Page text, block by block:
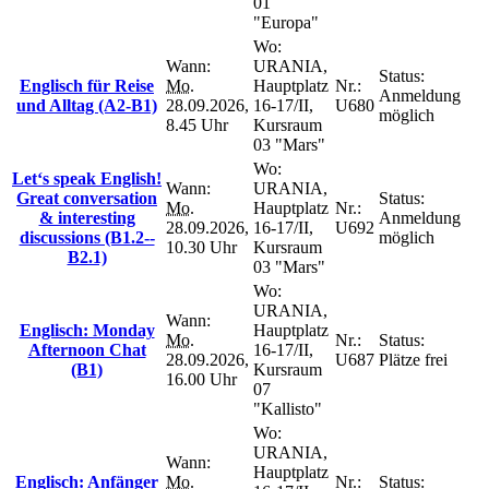
"Europa"
Englisch für Reise
und Alltag (A2-B1)
Wann:
Mo.
28.09.2026,
8.45 Uhr
Wo:
URANIA,
Hauptplatz
16-17/II,
Kursraum
03 "Mars"
Nr.:
U680
Status:
Anmeldung
möglich
Let‘s speak English!
Great conversation
& interesting
discussions (B1.2--
B2.1)
Wann:
Mo.
28.09.2026,
10.30 Uhr
Wo:
URANIA,
Hauptplatz
16-17/II,
Kursraum
03 "Mars"
Nr.:
U692
Status:
Anmeldung
möglich
Englisch: Monday
Afternoon Chat
(B1)
Wann:
Mo.
28.09.2026,
16.00 Uhr
Wo:
URANIA,
Hauptplatz
16-17/II,
Kursraum
07
"Kallisto"
Nr.:
U687
Status:
Plätze frei
Englisch: Anfänger
Wann:
Mo.
Wo:
URANIA,
Hauptplatz
Nr.: Status: